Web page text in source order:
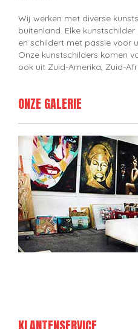
Wij werken met diverse
buitenland. Elke
en schildert met passie voor
Onze kunstschilders komen
ook uit Zuid-Amerika, Zuid-
ONZE GALERIE